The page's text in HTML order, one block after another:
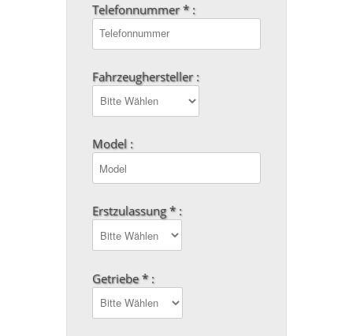
Telefonnummer * :
Fahrzeughersteller :
Model :
Erstzulassung * :
Getriebe * :